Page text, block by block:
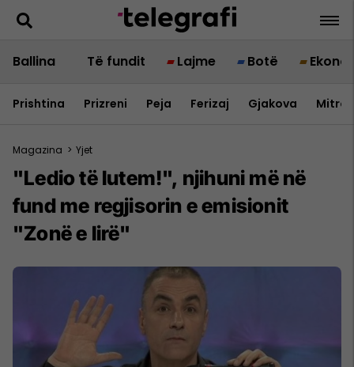
Ballina Të fundit Lajme Botë
Prishtina Prizreni Peja Ferizaj Gjakova
Magazina > Yjet
"Ledio të lutem!", njihuni më në
fund me regjisorin e emisionit
"Zonë e lirë"